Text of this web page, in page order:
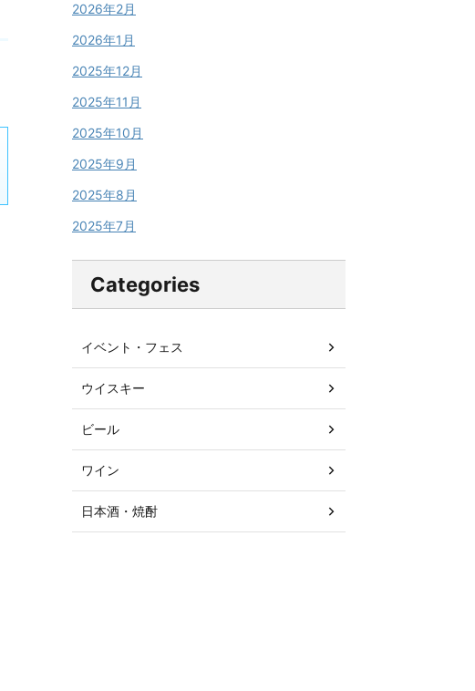
2026年2月
2026年1月
2025年12月
2025年11月
2025年10月
2025年9月
2025年8月
2025年7月
Categories
イベント・フェス
ウイスキー
ビール
ワイン
日本酒・焼酎